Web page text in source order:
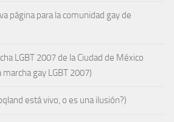
página para la comunidad gay de
LGBT 2007 de la Ciudad de México
gay LGBT 2007)
está vivo, o es una ilusión?)